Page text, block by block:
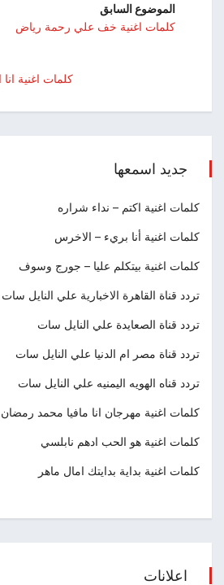
الموضوع السابق
كلمات اغنية خف علي رحمة رياض
كلمات اغنية
جديد اسمعها
كلمات اغنية اكتم – نداء شراره
كلمات اغنية أنا بريء – الاخرس
كلمات اغنية بيتكلم عليا – جورج وسوف
تردد قناة القاهرة الاخبارية علي النايل سات
تردد قناة الصعايدة علي النايل سات
تردد قناة مصر ام الدنيا علي النايل سات
تردد قناه الهويه اليمنيه علي النايل سات
كلمات اغنية مهرجان انا مافيا محمد رمضان
كلمات اغنية هو الحب ادهم نابلسي
كلمات اغنية بداية بدايتك امال ماهر
اعلانات